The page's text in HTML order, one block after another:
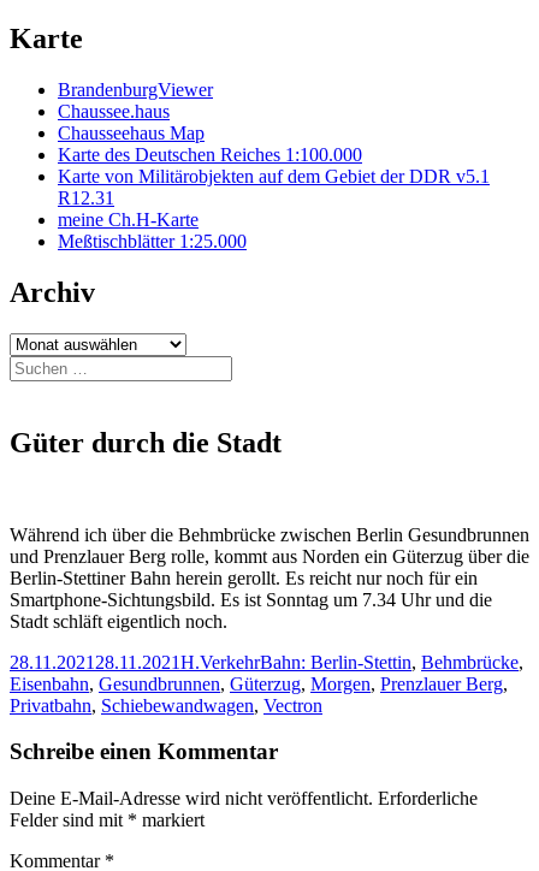
Karte
BrandenburgViewer
Chaussee.haus
Chausseehaus Map
Karte des Deutschen Reiches 1:100.000
Karte von Militärobjekten auf dem Gebiet der DDR v5.1
R12.31
meine Ch.H-Karte
Meßtischblätter 1:25.000
Archiv
Archiv
Suchen
nach:
Güter durch die Stadt
Während ich über die Behmbrücke zwischen Berlin Gesundbrunnen
und Prenzlauer Berg rolle, kommt aus Norden ein Güterzug über die
Berlin-Stettiner Bahn herein gerollt. Es reicht nur noch für ein
Smartphone-Sichtungsbild. Es ist Sonntag um 7.34 Uhr und die
Stadt schläft eigentlich noch.
Veröffentlicht
am
28.11.2021 28.11.2021Autor
H.Kategorien
VerkehrSchlagwörter
Bahn: Berlin-Stettin, Behmbrücke,
Eisenbahn, Gesundbrunnen, Güterzug, Morgen, Prenzlauer Berg,
Privatbahn, Schiebewandwagen, Vectron
Schreibe einen Kommentar
Deine E-Mail-Adresse wird nicht veröffentlicht. Erforderliche
Felder sind mit * markiert
Kommentar *